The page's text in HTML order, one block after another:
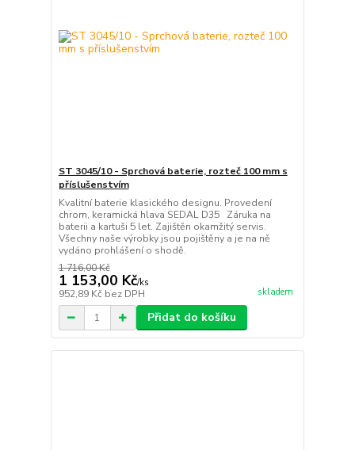
ST 3045/10 - Sprchová baterie, rozteč 100 mm s
příslušenstvím
Kvalitní baterie klasického designu. Provedení
chrom, keramická hlava SEDAL D35 Záruka na
baterii a kartuši 5 let. Zajištěn okamžitý servis.
Všechny naše výrobky jsou pojištěny a je na ně
vydáno prohlášení o shodě.
1 716,00 Kč
1 153,00 Kč/ks
952,89 Kč bez DPH skladem
Přidat do košíku